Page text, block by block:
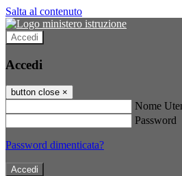
Salta al contenuto
Accedi
Accedi
button close ×
Nome
Password
Password dimenticata?